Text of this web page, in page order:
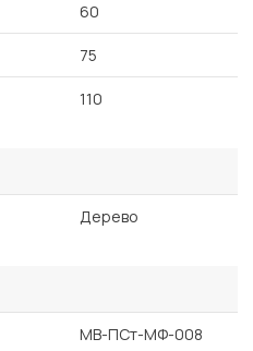
60
75
110
Дерево
MB-ПСт-МФ-008